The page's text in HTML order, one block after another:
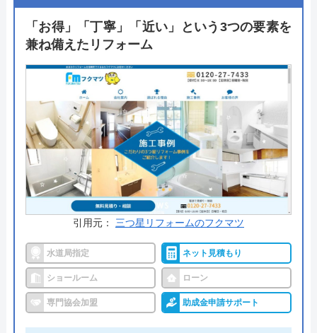
「お得」「丁寧」「近い」という3つの要素を
兼ね備えたリフォーム
引用元： 三つ星リフォームのフクマツ
水道局指定 ネット見積もり
ショールーム ローン
専門協会加盟 助成金申請サポート